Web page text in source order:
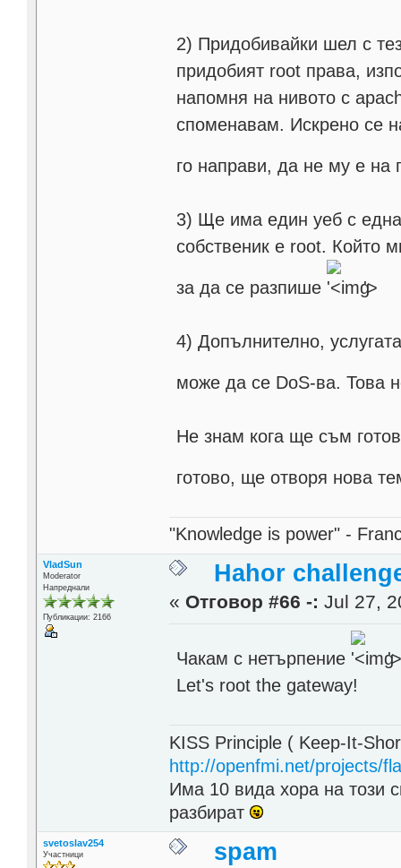
2) Придобивайки шел с
придобият root права,
напомня на нивото с
споменавам. Искрено се
го направи, да не му е на
3) Ще има един уеб с
собственик е root. Който
за да се разпише '>
4) Допълнително,
може да се DoS-ва. Това
Не знам кога ще съм
готово, ще отворя нова
"Knowledge is power" -
VladSun
Moderator
Напреднали
Публикации: 2166
Hahor
« Отговор #66 -: Jul 27,
Чакам с нетърпение
Let's root the gateway!
KISS Principle ( Keep-It-
http://openfmi.net/projects/
Има 10 вида хора на този
разбират
svetoslav254
Участници spam